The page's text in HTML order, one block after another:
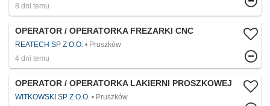
8 dni temu
OPERATOR / OPERATORKA FREZARKI CNC
REATECH SP Z O.O.
Pruszków
4 dni temu
OPERATOR / OPERATORKA LAKIERNI PROSZKOWEJ
WITKOWSKI SP Z O.O.
Pruszków